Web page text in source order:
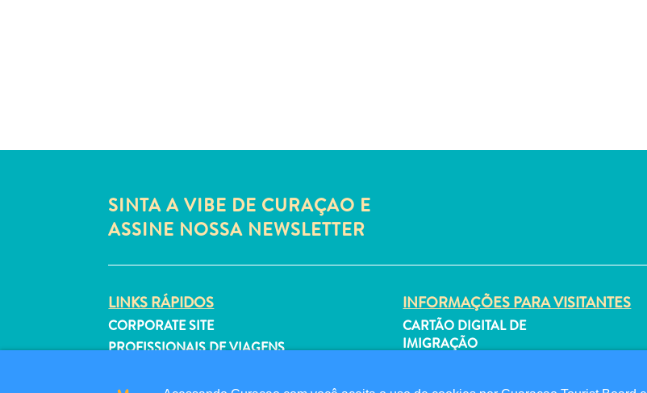
SINTA A VIBE DE CURAÇAO E
ASSINE NOSSA NEWSLETTER
LINKS RÁPIDOS
CORPORATE SITE
PROFISSIONAIS DE VIAGENS
INFORMAÇÕES PARA VISITANTES
CARTÃO DIGITAL DE
IMIGRAÇÃO
FALE CONOSCO